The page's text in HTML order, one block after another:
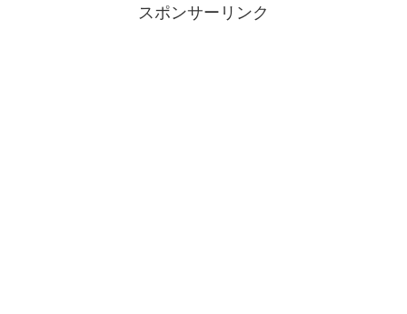
スポンサーリンク